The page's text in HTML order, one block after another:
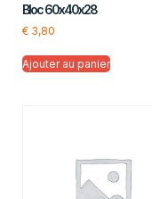
Bloc 60x40x28
€ 3,80
Ajouter au panier